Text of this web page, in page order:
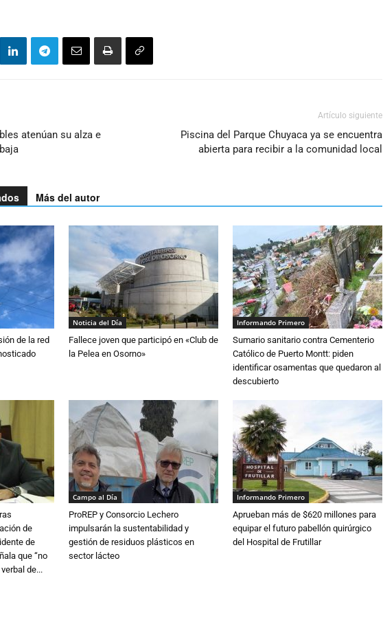
atenúan su alza e
Artículo siguiente
Piscina del Parque Chuyaca ya se encuentra
abierta para recibir a la comunidad local
Más del autor
de la red
Noticia del Día
Fallece joven que participó en «Club de
la Pelea en Osorno»
Informando Primero
Sumario sanitario contra Cementerio
Católico de Puerto Montt: piden
identificar osamentas que quedaron al
descubierto
de
de
que “no
de...
Campo al Día
ProREP y Consorcio Lechero
impulsarán la sustentabilidad y
gestión de residuos plásticos en
sector lácteo
Informando Primero
Aprueban más de $620 millones para
equipar el futuro pabellón quirúrgico
del Hospital de Frutillar